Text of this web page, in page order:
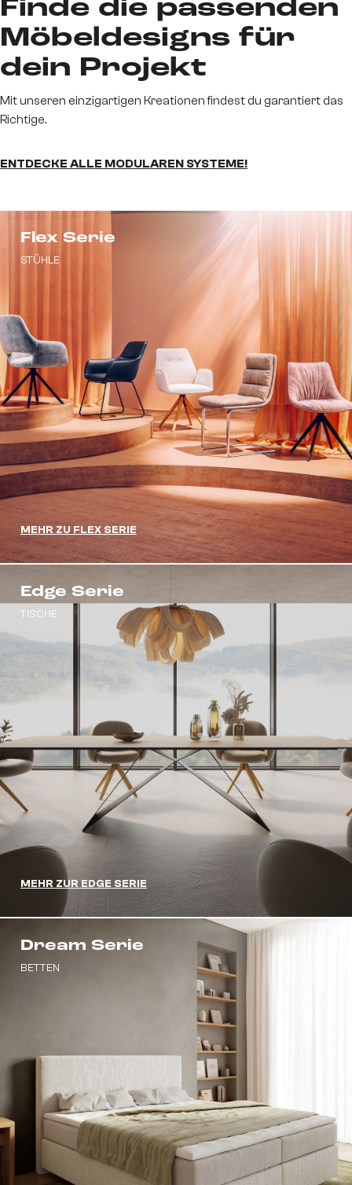
Finde die passenden
Möbeldesigns für
dein Projekt
Mit unseren einzigartigen Kreationen findest du garantiert das
Richtige.
ENTDECKE ALLE MODULAREN SYSTEME!
Flex Serie
STÜHLE
MEHR ZU FLEX SERIE
Edge Serie
TISCHE
MEHR ZUR EDGE SERIE
Dream Serie
BETTEN